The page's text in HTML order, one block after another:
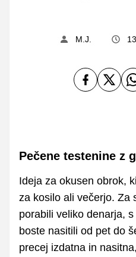
M.J.
Pečene testenine z
Ideja za okusen obrok,
za kosilo ali večerjo. Za
porabili veliko denarja,
boste nasitili od pet do
precej izdatna in